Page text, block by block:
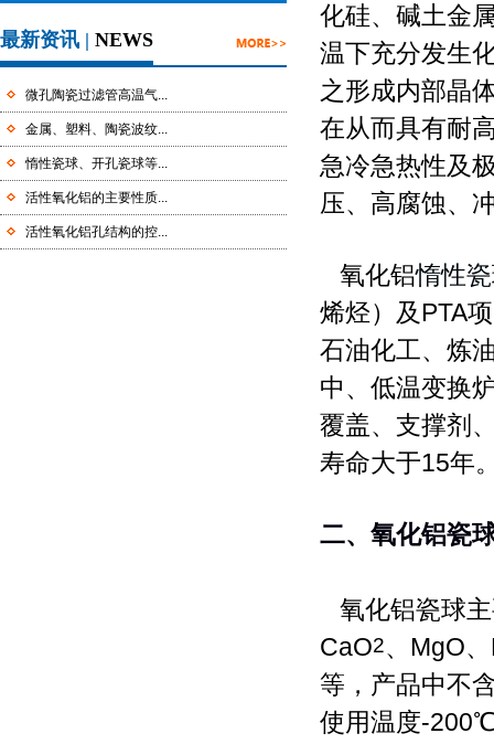
最新资讯 | NEWS
微孔陶瓷过滤管高温气...
金属、塑料、陶瓷波纹...
惰性瓷球、开孔瓷球等...
活性氧化铝的主要性质...
活性氧化铝孔结构的控...
化硅、碱土金
温下充分发生
之形成内部晶
在从而具有耐
急冷急热性及
压、高腐蚀、
氧化铝惰性
烯烃）及PTA
石油化工、炼
中、低温变换
覆盖、支撑剂
寿命大于15年
二、氧化铝瓷
氧化铝瓷球
CaO2、MgO
等，产品中不
使用温度-